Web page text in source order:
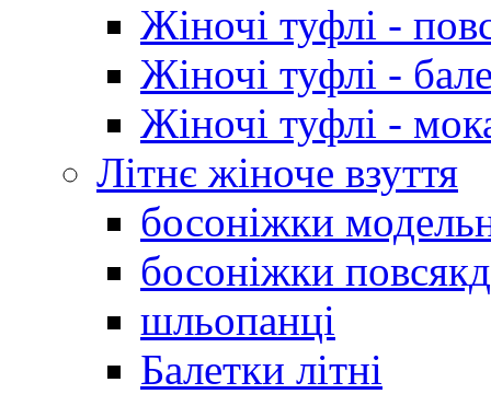
Жіночі туфлі -
Жіночі туфлі -
Жіночі туфлі -
Літнє жіноче взуття
босоніжки
босоніжки
шльопанці
Балетки літні